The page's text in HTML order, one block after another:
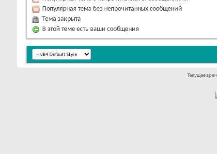
Популярная тема без непрочитанных сообщений
Тема закрыта
В этой теме есть ваши сообщения
Текущее